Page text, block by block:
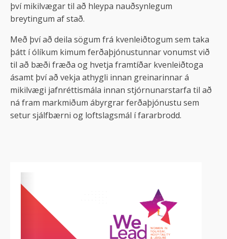
því mikilvægar til að hleypa nauðsynlegum
breytingum af stað.
Með því að deila sögum frá kvenleiðtogum sem taka
þátt í ólíkum kimum ferðaþjónustunnar vonumst við
til að bæði fræða og hvetja framtíðar kvenleiðtoga
ásamt því að vekja athygli innan greinarinnar á
mikilvægi jafnréttismála innan stjórnunarstarfa til að
ná fram markmiðum ábyrgrar ferðaþjónustu sem
setur sjálfbærni og loftslagsmál í fararbrodd.